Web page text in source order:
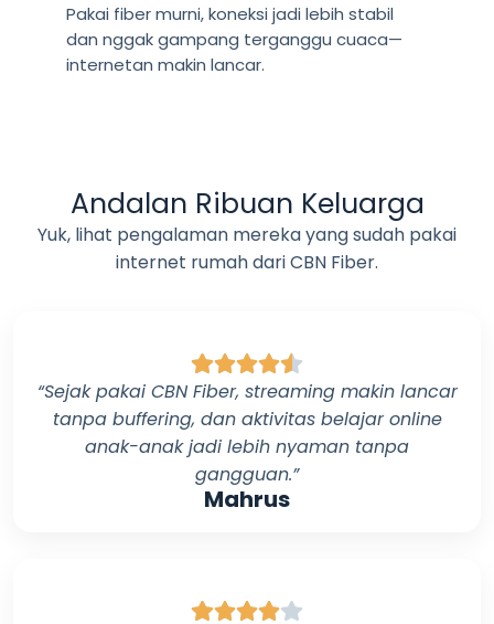
Pakai fiber murni, koneksi jadi lebih stabil
dan nggak gampang terganggu cuaca—
internetan makin lancar.
Andalan Ribuan Keluarga
Yuk, lihat pengalaman mereka yang sudah pakai
internet rumah dariCBN Fiber.
“Sejak pakai CBN Fiber, streaming makin lancar
tanpa buffering, dan aktivitas belajar online
anak-anak jadi lebih nyaman tanpa
gangguan.”
Mahrus